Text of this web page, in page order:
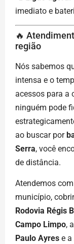
imediato e
🔥
região
Nós sabemos
intensa e o
acessos para a
ninguém pode
ao buscar por
Serra, você
de distância.
Atendemos
município,
Rodovia Régis
Campo Limpo, a
Paulo Ayres e a